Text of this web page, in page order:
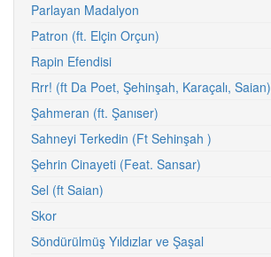
Parlayan Madalyon
Patron (ft. Elçin Orçun)
Rapin Efendisi
Rrr! (ft Da Poet, Şehinşah, Karaçalı, Saian)
Şahmeran (ft. Şanıser)
Sahneyi Terkedin (Ft Sehinşah )
Şehrin Cinayeti (Feat. Sansar)
Sel (ft Saian)
Skor
Söndürülmüş Yıldızlar ve Şaşal